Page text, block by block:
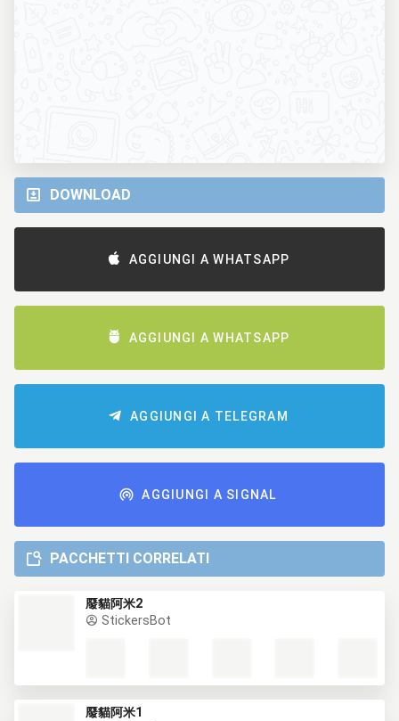
DOWNLOAD
AGGIUNGI A WHATSAPP
AGGIUNGI A WHATSAPP
AGGIUNGI A TELEGRAM
AGGIUNGI A SIGNAL
PACCHETTI CORRELATI
廢貓阿米2
StickersBot
廢貓阿米1